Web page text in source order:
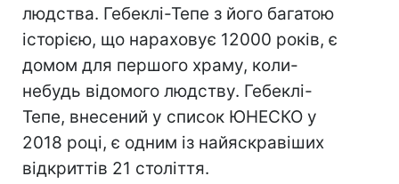
людства. Гебеклі-Тепе з його багатою
історією, що нараховує 12000 років, є
домом для першого храму, коли-
небудь відомого людству. Гебеклі-
Тепе, внесений у список ЮНЕСКО у
2018 році, є одним із найяскравіших
відкриттів 21 століття.